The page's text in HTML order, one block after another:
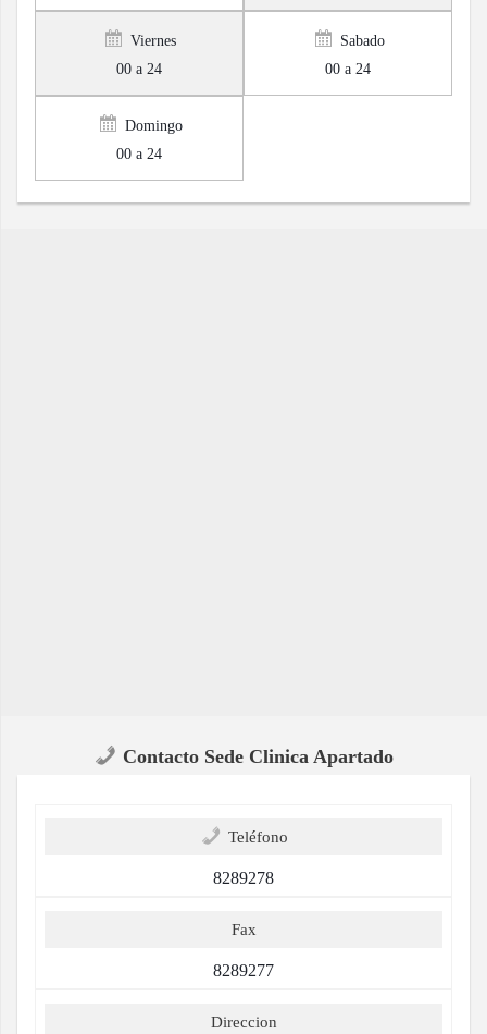
Viernes
00 a 24
Sabado
00 a 24
Domingo
00 a 24
Contacto Sede Clinica Apartado
Teléfono
8289278
Fax
8289277
Direccion